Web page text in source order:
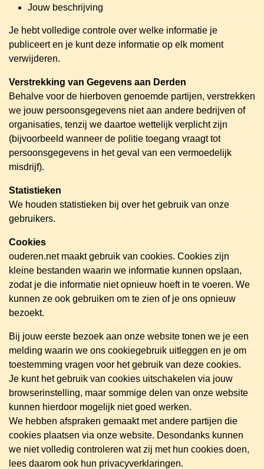
Jouw beschrijving
Je hebt volledige controle over welke informatie je
publiceert en je kunt deze informatie op elk moment
verwijderen.
Verstrekking van Gegevens aan Derden
Behalve voor de hierboven genoemde partijen, verstrekken
we jouw persoonsgegevens niet aan andere bedrijven of
organisaties, tenzij we daartoe wettelijk verplicht zijn
(bijvoorbeeld wanneer de politie toegang vraagt tot
persoonsgegevens in het geval van een vermoedelijk
misdrijf).
Statistieken
We houden statistieken bij over het gebruik van onze
gebruikers.
Cookies
ouderen.net maakt gebruik van cookies. Cookies zijn
kleine bestanden waarin we informatie kunnen opslaan,
zodat je die informatie niet opnieuw hoeft in te voeren. We
kunnen ze ook gebruiken om te zien of je ons opnieuw
bezoekt.
Bij jouw eerste bezoek aan onze website tonen we je een
melding waarin we ons cookiegebruik uitleggen en je om
toestemming vragen voor het gebruik van deze cookies.
Je kunt het gebruik van cookies uitschakelen via jouw
browserinstelling, maar sommige delen van onze website
kunnen hierdoor mogelijk niet goed werken.
We hebben afspraken gemaakt met andere partijen die
cookies plaatsen via onze website. Desondanks kunnen
we niet volledig controleren wat zij met hun cookies doen,
lees daarom ook hun privacyverklaringen.